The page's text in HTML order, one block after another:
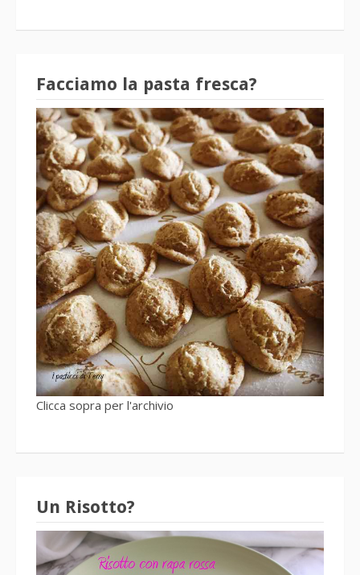
Facciamo la pasta fresca?
Clicca sopra per l'archivio
Un Risotto?